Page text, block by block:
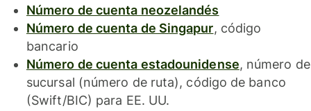
Número de cuenta neozelandés
Número de cuenta de Singapur, código
bancario
Número de cuenta estadounidense, número de
sucursal (número de ruta), código de banco
(Swift/BIC) para EE. UU.